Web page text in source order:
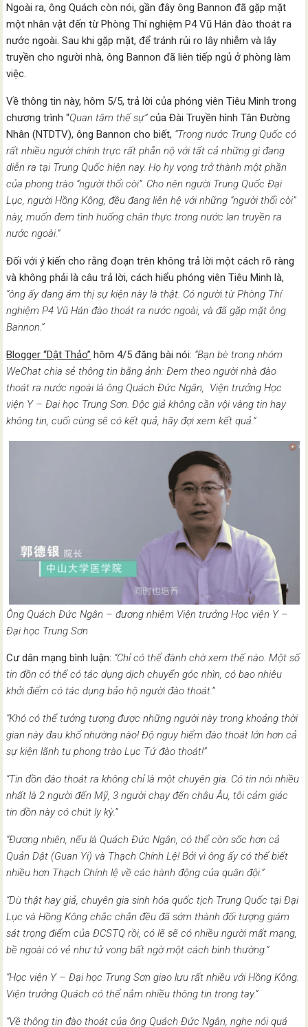
Ngoài ra, ông Quách còn nói, gần đây ông Bannon đã gặp mặt
một nhân vật đến từ Phòng Thí nghiệm P4 Vũ Hán đào thoát ra
nước ngoài. Sau khi gặp mặt, để tránh rủi ro lây nhiễm và lây
truyền cho người nhà, ông Bannon đã liên tiếp ngủ ở phòng làm
việc.
Về thông tin này, hôm 5/5, trả lời của phóng viên Tiêu Minh trong
chương trình “Quan tâm thế sự”của Đài Truyền hình Tân Đường
Nhân (NTDTV), ông Bannon cho biết, “Trong nước Trung Quốc có
rất nhiều người chính trực rất phẫn nộ với tất cả những gì đang
diễn ra tại Trung Quốc hiện nay. Họ hy vọng trở thành một phần
của phong trào “người thổi còi”. Cho nên người Trung Quốc Đại
Lục, người Hồng Kông, đều đang liên hệ với những “người thổi còi”
này, muốn đem tình huống chân thực trong nước lan truyền ra
nước ngoài.”
Đối với ý kiến cho rằng đoạn trên không trả lời một cách rõ ràng
và không phải là câu trả lời, cách hiểu phóng viên Tiêu Minh là,
“ông ấy đang ám thị sự kiện này là thật. Có người từ Phòng Thí
nghiệm P4 Vũ Hán đào thoát ra nước ngoài, và đã gặp mặt ông
Bannon.”
Blogger “Dật Thảo” hôm 4/5 đăng bài nói: “Bạn bè trong nhóm
WeChat chia sẻ thông tin bằng ảnh: Đem theo người nhà đào
thoát ra nước ngoài là ông Quách Đức Ngân, Viện trưởng Học
viện Y – Đại học Trung Sơn. Độc giả không cần vội vàng tin hay
không tin, cuối cùng sẽ có kết quả, hãy đợi xem kết quả.”
Ông Quách Đức Ngân – đương nhiệm Viện trưởng Học viện Y –
Đại học Trung Sơn
Cư dân mạng bình luận: “Chỉ có thể đành chờ xem thế nào. Một số
tin đồn có thể có tác dụng dịch chuyển góc nhìn, có bao nhiêu
khởi điểm có tác dụng bảo hộ người đào thoát.”
“Khó có thể tưởng tượng được những người này trong khoảng thời
gian này đau khổ nhường nào! Độ nguy hiểm đào thoát lớn hơn cả
sự kiện lãnh tụ phong trào Lục Tứ đào thoát!”
“Tin đồn đào thoát ra không chỉ là một chuyên gia. Có tin nói nhiều
nhất là 2 người đến Mỹ, 3 người chạy đến châu Âu, tôi cảm giác
tin đồn này có chút ly kỳ.”
“Đương nhiên, nếu là Quách Đức Ngân, có thể còn sốc hơn cả
Quản Dật (Guan Yi) và Thạch Chính Lệ! Bởi vì ông ấy có thể biết
nhiều hơn Thạch Chính lệ về các hành động của quân đội.”
“Dù thật hay giả, chuyên gia sinh hóa quốc tịch Trung Quốc tại Đại
Lục và Hồng Kông chắc chắn đều đã sớm thành đối tượng giám
sát trọng điểm của ĐCSTQ rồi, có lẽ sẽ có nhiều người mất mạng,
bề ngoài có vẻ như tử vong bất ngờ một cách bình thường.”
“Học viện Y – Đại học Trung Sơn giao lưu rất nhiều với Hồng Kông.
Viện trưởng Quách có thể nắm nhiều thông tin trong tay.”
“Về thông tin đào thoát của ông Quách Đức Ngân, nghe nói quá